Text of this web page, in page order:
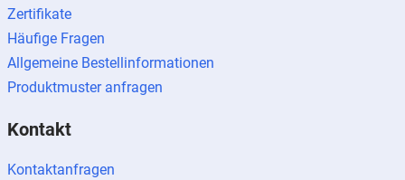
Zertifikate
Häufige Fragen
Allgemeine Bestellinformationen
Produktmuster anfragen
Kontakt
Kontaktanfragen